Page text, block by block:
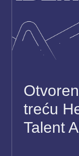
treću
Talent